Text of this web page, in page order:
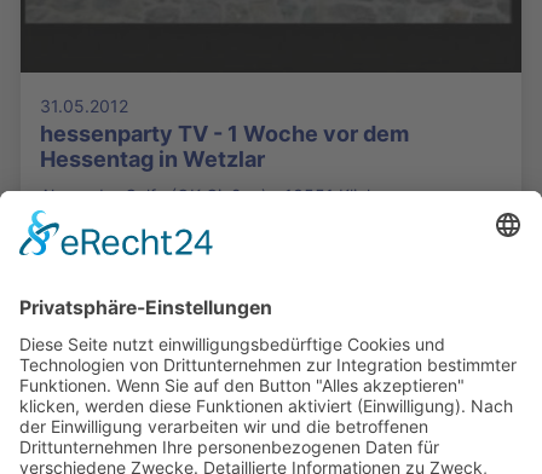
31.05.2012
hessenparty TV - 1 Woche vor dem
Hessentag in Wetzlar
Alexander Galfe (OK Gießen) - 13551 Klicks
Podcasts, Themen und Informationen.
Entdecken Sie unser Forum für Medien, Bildung
und Demokratie - jederzeit und überall
verfügbar.